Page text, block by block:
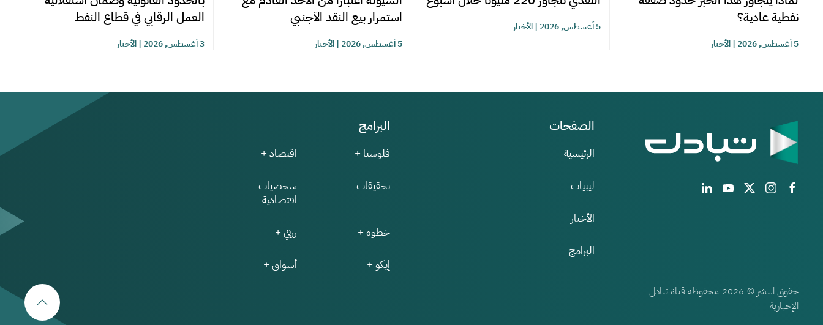
نفطية عادية؟
5 أغسطس, 2026 |الأخبار
5 أغسطس, 2026 |الأخبار
استمرار بيع النقد الأجنبي
5 أغسطس, 2026 |الأخبار
العمل الرقابي في قطاع النفط
3 أغسطس, 2026 |الأخبار
الصفحات
الرئيسية
ليبيات
الأخبار
البرامج
البرامج
فلوسنا + اقتصاد +
تحقيقات
شخصيات
اقتصادية
خطوة + رزقي +
إيكو + أسواق +
حقوق النشر © 2026 محفوظة قناة تبادل
الإخبارية